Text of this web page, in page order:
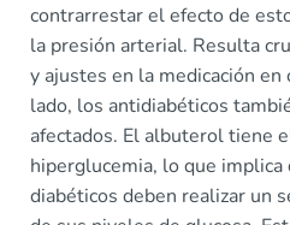
contrarrestar el efecto de
la presión arterial. Resulta
y ajustes en la medicación
lado, los antidiabéticos
afectados. El albuterol tiene
hiperglucemia, lo que implica
diabéticos deben realizar un